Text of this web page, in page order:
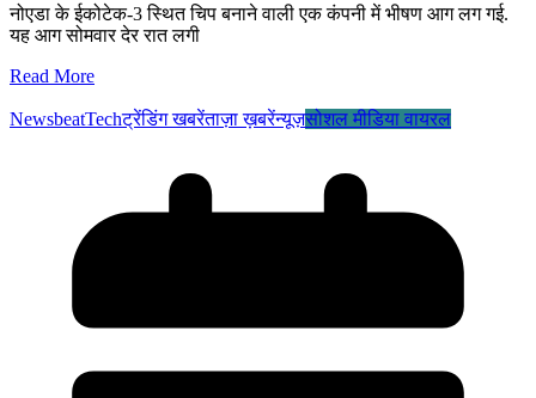
नोएडा के ईकोटेक-3 स्थित चिप बनाने वाली एक कंपनी में भीषण आग लग गई.
यह आग सोमवार देर रात लगी
Read More
NewsbeatTechट्रेंडिंग खबरेंताज़ा ख़बरेंन्यूज़सोशल मीडिया वायरल